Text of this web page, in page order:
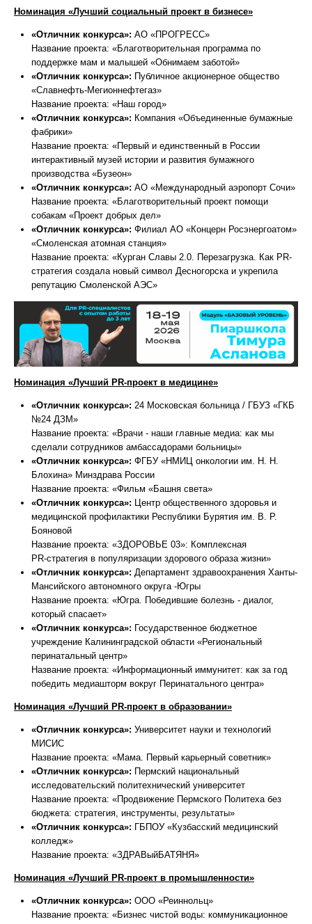
Номинация «Лучший социальный проект в бизнесе»
«Отличник конкурса»: АО «ПРОГРЕСС»
Название проекта: «Благотворительная программа по
поддержке мам и малышей «Обнимаем заботой»
«Отличник конкурса»: Публичное акционерное общество
«Славнефть-Мегионнефтегаз»
Название проекта: «Наш город»
«Отличник конкурса»: Компания «Объединенные бумажные
фабрики»
Название проекта: «Первый и единственный в России
интерактивный музей истории и развития бумажного
производства «Бузеон»
«Отличник конкурса»: АО «Международный аэропорт Сочи»
Название проекта: «Благотворительный проект помощи
собакам «Проект добрых дел»
«Отличник конкурса»: Филиал АО «Концерн Росэнергоатом»
«Смоленская атомная станция»
Название проекта: «Курган Славы 2.0. Перезагрузка. Как PR-
стратегия создала новый символ Десногорска и укрепила
репутацию Смоленской АЭС»
Номинация «Лучший PR-проект в медицине»
«Отличник конкурса»: 24 Московская больница / ГБУЗ «ГКБ
№24 ДЗМ»
Название проекта: «Врачи - наши главные медиа: как мы
сделали сотрудников амбассадорами больницы»
«Отличник конкурса»: ФГБУ «НМИЦ онкологии им. Н. Н.
Блохина» Минздрава России
Название проекта: «Фильм «Башня света»
«Отличник конкурса»: Центр общественного здоровья и
медицинской профилактики Республики Бурятия им. В. Р.
Бояновой
Название проекта: «ЗДОРОВЬЕ 03»: Комплексная
PR‑стратегия в популяризации здорового образа жизни»
«Отличник конкурса»: Департамент здравоохранения Ханты-
Мансийского автономного округа -Югры
Название проекта: «Югра. Победившие болезнь - диалог,
который спасает»
«Отличник конкурса»: Государственное бюджетное
учреждение Калининградской области «Региональный
перинатальный центр»
Название проекта: «Информационный иммунитет: как за год
победить медиашторм вокруг Перинатального центра»
Номинация «Лучший PR-проект в образовании»
«Отличник конкурса»: Университет науки и технологий
МИСИС
Название проекта: «Мама. Первый карьерный советник»
«Отличник конкурса»: Пермский национальный
исследовательский политехнический университет
Название проекта: «Продвижение Пермского Политеха без
бюджета: стратегия, инструменты, результаты»
«Отличник конкурса»: ГБПОУ «Кузбасский медицинский
колледж»
Название проекта: «ЗДРАВыйБАТЯНЯ»
Номинация «Лучший PR-проект в промышленности»
«Отличник конкурса»: ООО «Реиннольц»
Название проекта: «Бизнес чистой воды: коммуникационное